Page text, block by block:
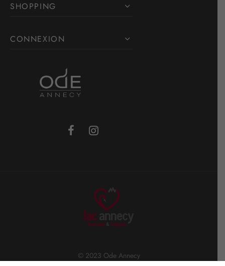
SHOPPING
CONNEXION
© 2023 Ode Annecy